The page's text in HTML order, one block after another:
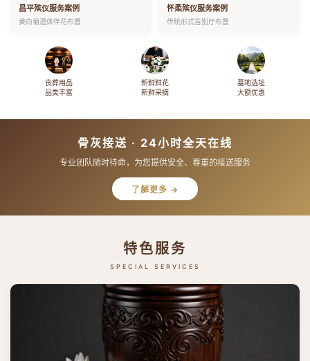
昌平殡仪服务案例
黄白菊遗体伴花布置
怀柔殡仪服务案例
传统形式告别厅布置
丧葬用品
品类丰富
新鲜鲜花
新鲜采摘
墓地选址
大额优惠
骨灰接送 · 24小时全天在线
专业团队随时待命，为您提供安全、尊重的接送服务
了解更多 →
特色服务
SPECIAL SERVICES